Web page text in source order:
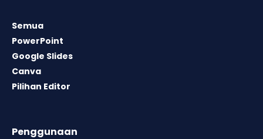
Semua
PowerPoint
Google Slides
Canva
Pilihan Editor
Penggunaan